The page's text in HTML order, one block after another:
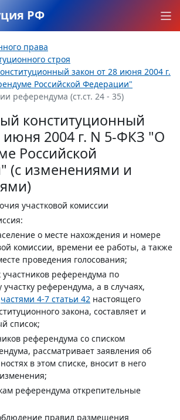
РФ
права
строя
закон от 28 июня 2004 г.
Российской Федерации"
референдума (ст.ст. 24 - 35)
конституционный
июня 2004 г. N 5-ФКЗ "О
Российской
(с изменениями и
участковой комиссии
о месте нахождения и номере
комиссии, времени ее работы, а также
проведения голосования;
участников референдума по
референдума, а в случаях,
частями 4-7 статьи 42 настоящего
закона, составляет и
список;
референдума со списком
рассматривает заявления об
в этом списке, вносит в него
референдума открепительные
правил размещения